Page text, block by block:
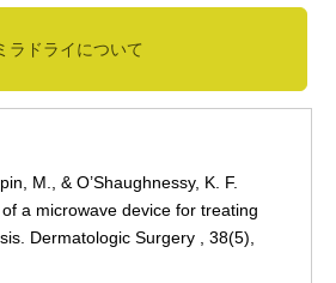
ラドライについて
M., & O’Shaughnessy, K. F.
a microwave device for treating
Dermatologic Surgery , 38(5),